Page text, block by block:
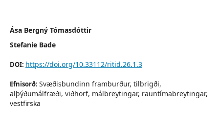
Ása Bergný Tómasdóttir
Stefanie Bade
DOI: https://doi.org/10.33112/ritid.26.1.3
Efnisorð: Svæðisbundinn framburður, tilbrigði,
alþýðumálfræði, viðhorf, málbreytingar, rauntímabreytingar,
vestfirska